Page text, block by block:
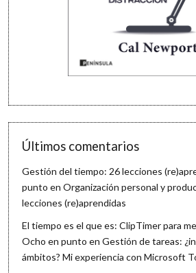
Últimos comentarios
Gestión del tiempo: 26 lecciones
punto enOrganización personal y
lecciones (re)aprendidas
El tiempo es el que es: ClipTimer para
Ocho en punto enGestión de tareas:
ámbitos? Mi experiencia con Microsoft